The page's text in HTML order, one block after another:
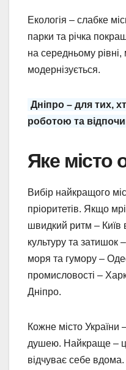
Екологія – слабке
парки та річка
на середньому рівні,
модернізується.
Дніпро – для тих,
роботою та
Яке місто
Вибір найкращого
пріоритетів. Якщо
швидкий ритм – Київ
культуру та затишок
моря та гумору –
промисловості –
Дніпро.
Кожне місто України
душею. Найкраще –
відчуває себе вдома.